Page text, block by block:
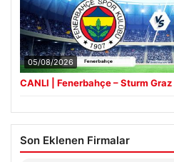
05/08/2026
CANLI | Fenerbahçe – Sturm Graz
Son Eklenen Firmalar